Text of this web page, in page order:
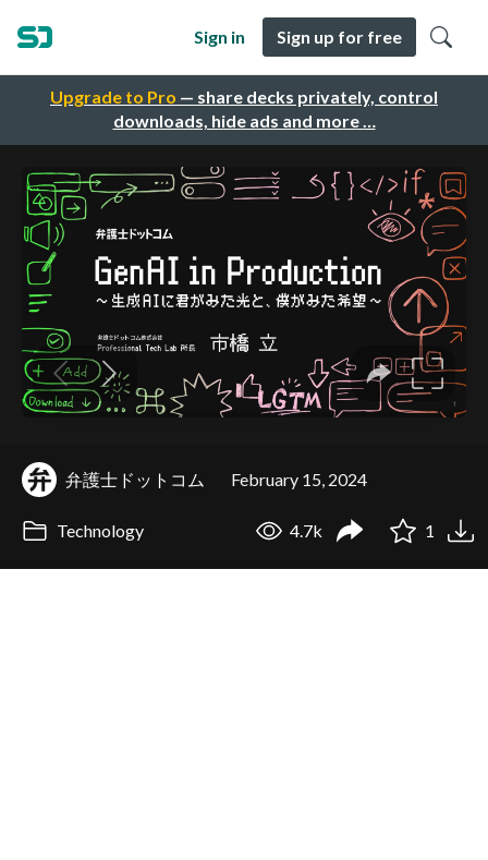
Upgrade to Pro — share decks privately, control
downloads, hide ads and more …
Sign in Sign up for free
弁護士ドットコム February 15, 2024
Technology 4.7k 1